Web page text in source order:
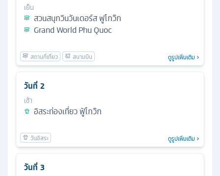
เย็น
สวนสนุกวินวันเดอร์ส ฟูโกว๊ก
Grand World Phu Quoc
ดูรูปเพิ่มเติม
วันที่ 2
เช้า
อิสระท่องเที่ยว ฟู้โกว๊ก
ดูรูปเพิ่มเติม
วันที่ 3